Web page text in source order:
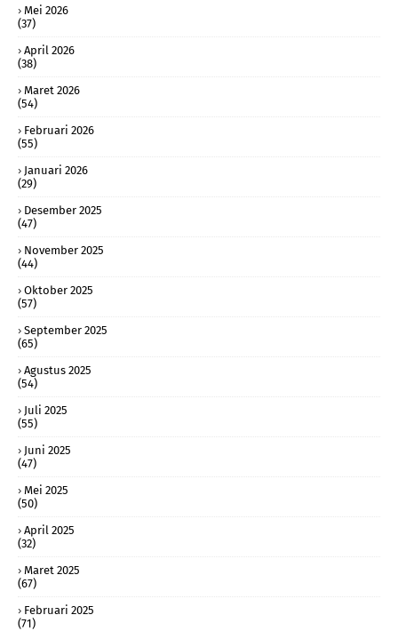
Mei 2026
(37)
April 2026
(38)
Maret 2026
(54)
Februari 2026
(55)
Januari 2026
(29)
Desember 2025
(47)
November 2025
(44)
Oktober 2025
(57)
September 2025
(65)
Agustus 2025
(54)
Juli 2025
(55)
Juni 2025
(47)
Mei 2025
(50)
April 2025
(32)
Maret 2025
(67)
Februari 2025
(71)